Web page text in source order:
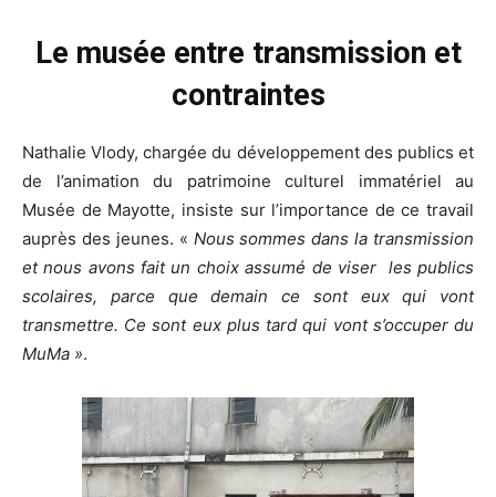
Le musée entre transmission et
contraintes
Nathalie Vlody, chargée du développement des publics et
de l’animation du patrimoine culturel immatériel au
Musée de Mayotte, insiste sur l’importance de ce travail
auprès des jeunes. « Nous sommes dans la transmission
et nous avons fait un choix assumé de viser les publics
scolaires, parce que demain ce sont eux qui vont
transmettre. Ce sont eux plus tard qui vont s’occuper du
MuMa ».